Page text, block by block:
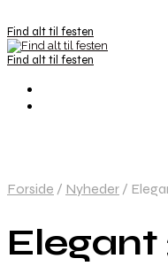
Find alt til festen
Find alt til festen
Forside / Nyheder /
Elegant